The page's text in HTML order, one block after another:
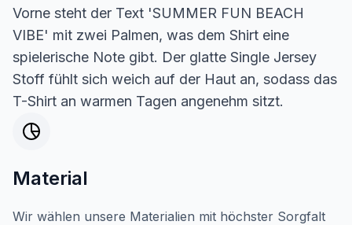
Vorne steht der Text 'SUMMER FUN BEACH
VIBE' mit zwei Palmen, was dem Shirt eine
spielerische Note gibt. Der glatte Single Jersey
Stoff fühlt sich weich auf der Haut an, sodass das
T-Shirt an warmen Tagen angenehm sitzt.
Material
Wir wählen unsere Materialien mit höchster Sorgfalt